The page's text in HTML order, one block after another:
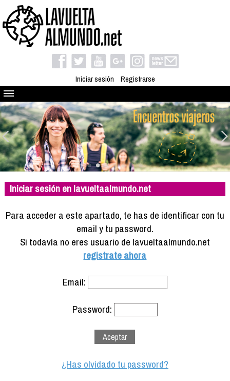
Iniciar sesión Registrarse
Quienes somos
El proyecto
Blog
Viaja con nosotros
Camino solidario
Libros
Compañeros de viaje
Info viajeros
Iniciar sesión en lavueltaalmundo.net
Para acceder a este apartado, te has de identificar con tu
email y tu password.
Si todavía no eres usuario de lavueltaalmundo.net
registrate ahora
Email:
Password:
¿Has olvidado tu password?